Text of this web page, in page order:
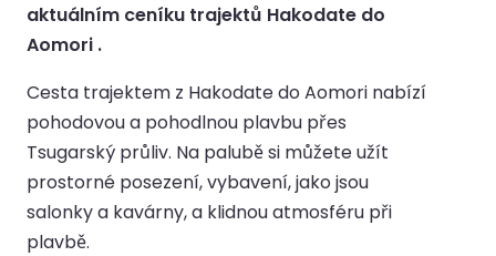
aktuálním ceníku trajektů Hakodate do
Aomori .
Cesta trajektem z Hakodate do Aomori nabízí
pohodovou a pohodlnou plavbu přes
Tsugarský průliv. Na palubě si můžete užít
prostorné posezení, vybavení, jako jsou
salonky a kavárny, a klidnou atmosféru při
plavbě.